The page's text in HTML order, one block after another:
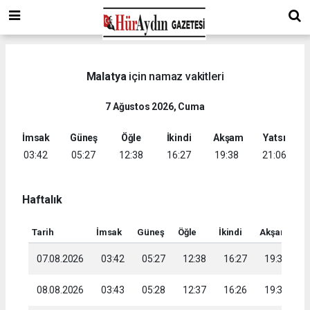
Malatya için namaz vakitleri
7 Ağustos 2026, Cuma
İmsak
03:42
Güneş
05:27
Öğle
12:38
İkindi
16:27
Akşam
19:38
Yatsı
21:06
Haftalık
Tarih İmsak Güneş Öğle İkindi Akşam
07.08.2026 03:42 05:27 12:38 16:27 19:38
08.08.2026 03:43 05:28 12:37 16:26 19:36